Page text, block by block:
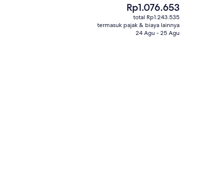
Kamar Double Panorama |
Harga
saat
ini
Rp1.076.653
Rp1.076.653
total Rp1.243.535
termasuk pajak & biaya lainnya
24 Agu - 25 Agu